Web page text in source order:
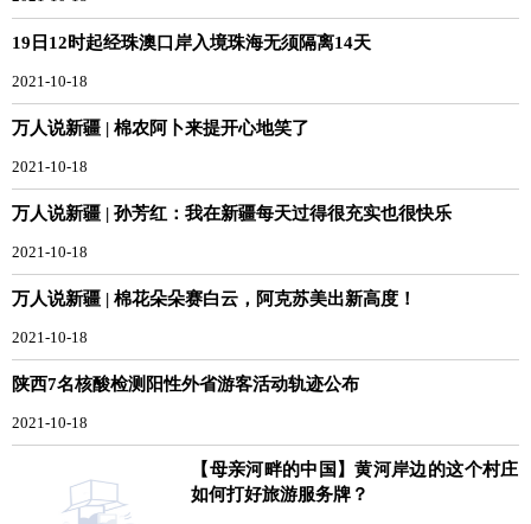
19日12时起经珠澳口岸入境珠海无须隔离14天
2021-10-18
万人说新疆 | 棉农阿卜来提开心地笑了
2021-10-18
万人说新疆 | 孙芳红：我在新疆每天过得很充实也很快乐
2021-10-18
万人说新疆 | 棉花朵朵赛白云，阿克苏美出新高度！
2021-10-18
陕西7名核酸检测阳性外省游客活动轨迹公布
2021-10-18
【母亲河畔的中国】黄河岸边的这个村庄
如何打好旅游服务牌？